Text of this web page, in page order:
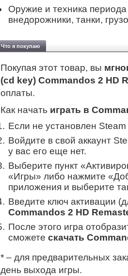
Оружие и техника
внедорожники, танки,
Что я покупаю
Покупая этот товар, вы
(cd key) Commandos 2 HD
оплаты.
Как начать играть в
Если не установлен
Войдите в свой аккаунт
у вас его еще нет.
Выберите пункт
«Игры» либо нажмите
приложения и выберите
Введите ключ активации
Commandos 2 HD
После этого игра
сможете скачать
* – для предварительных
день выхода игры.